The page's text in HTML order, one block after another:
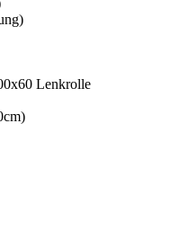
Lenkrolle